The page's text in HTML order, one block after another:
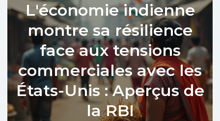
L'économie indienne
montre sa résilience
face aux tensions
commerciales avec les
États-Unis : Aperçus de
la RBI